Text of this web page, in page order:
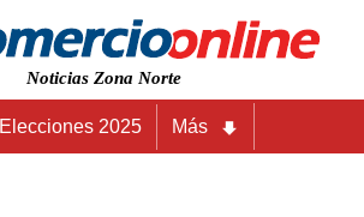
Noticias Zona Norte
Elecciones 2025 Más